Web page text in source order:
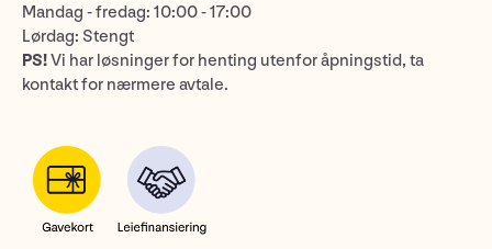
Mandag - fredag: 10:00 - 17:00
Lørdag: Stengt
PS!Vi har løsninger for henting utenfor åpningstid, ta
kontakt for nærmere avtale.